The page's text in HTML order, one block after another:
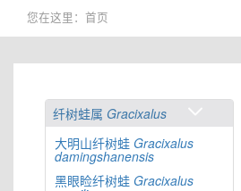
您在这里： 首页
纤树蛙属 Gracixalus
大明山纤树蛙 Gracixalus
damingshanensis
黑眼睑纤树蛙 Gracixalus